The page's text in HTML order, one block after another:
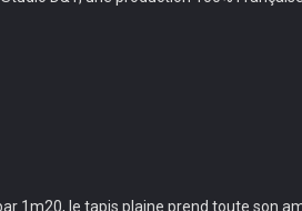
1m20, le tapis plaine prend toute son